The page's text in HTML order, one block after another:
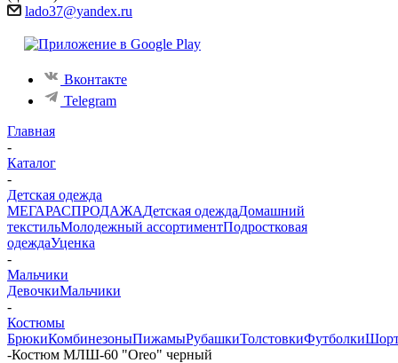
lado37@yandex.ru
Вконтакте
Telegram
Главная
-
Каталог
-
Детская одежда
МЕГАРАСПРОДАЖАДетская одеждаДомашний
текстильМолодежный ассортиментПодростковая
одеждаУценка
-
Мальчики
ДевочкиМальчики
-
Костюмы
БрюкиКомбинезоныПижамыРубашкиТолстовкиФутболки
-Костюм МЛШ-60 "Oreo" черный